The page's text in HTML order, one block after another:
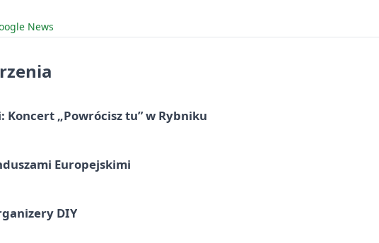
News
Koncert „Powrócisz tu” w Rybniku
Europejskimi
DIY